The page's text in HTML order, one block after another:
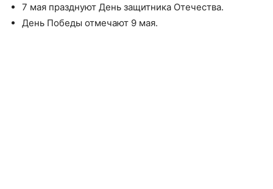
7 мая празднуют День защитника Отечества.
День Победы отмечают 9 мая.